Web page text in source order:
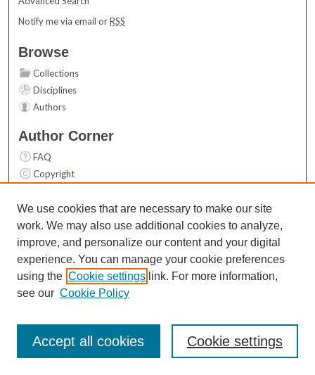
Notify me via email orRSS
Browse
Collections
Disciplines
Authors
Author Corner
FAQ
Copyright
Contact Us
Links
Top 10 Downloads (All time)
Activity by year
We use cookies that are necessary to make our site
work. We may also use additional cookies to analyze,
improve, and personalize our content and your digital
experience. You can manage your cookie preferences
using the Cookie settings link. For more information,
see our Cookie Policy
Cookie settings
Accept all cookies